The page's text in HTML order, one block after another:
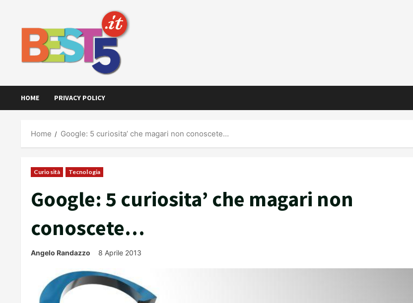
HOME PRIVACY POLICY
Home Google: 5 curiosita’ che magari non conoscete…
Curiosità Tecnologia
Google: 5 curiosita’ che magari non
conoscete…
Angelo Randazzo 8 Aprile 2013